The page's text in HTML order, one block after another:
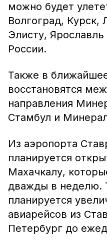
можно будет
Волгоград, Курск,
Элисту,
России.
Также в
восстановятся
направления
Стамбул и
Из аэропорта
планируется
Махачкалу,
дважды в неделю.
планируется
авиарейсов из
Петербург до